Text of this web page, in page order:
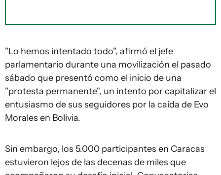
"Lo hemos intentado todo", afirmó el jefe
parlamentario durante una movilización el pasado
sábado que presentó como el inicio de una
"protesta permanente", un intento por capitalizar el
entusiasmo de sus seguidores por la caída de Evo
Morales en Bolivia.
Sin embargo, los 5.000 participantes en Caracas
estuvieron lejos de las decenas de miles que